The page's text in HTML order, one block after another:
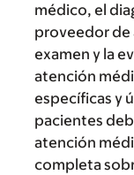
médico, el
proveedor de
examen y la
atención
específicas y
pacientes
atención
completa